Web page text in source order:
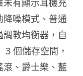
未有顯示耳機充
噪模式、普通
教均衡器，自
3 個儲存空間，
、爵士樂、藍